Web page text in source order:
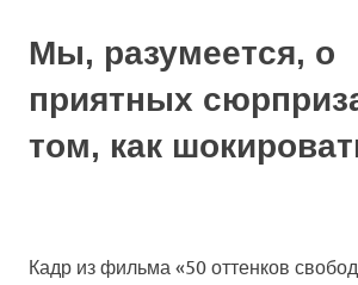
Мы, разумеется, о
приятных
том, как
Кадр из фильма «50 оттенков